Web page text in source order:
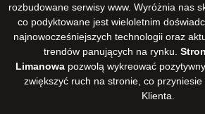
rozbudowane serwisy www. Wyróżnia nas
co podyktowane jest wieloletnim
najnowocześniejszych technologii oraz
trendów panujących na rynku.
Limanowapozwolą wykreować
zwiększyć ruch na stronie, co
Klienta.